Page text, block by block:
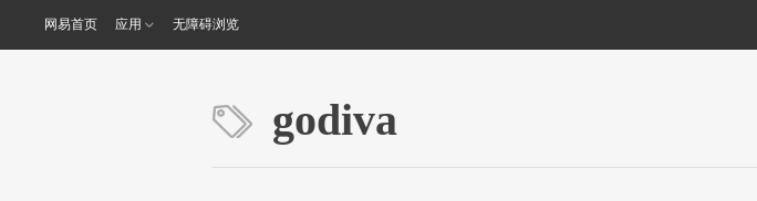
网易首页 应用 无障碍浏览
godiva